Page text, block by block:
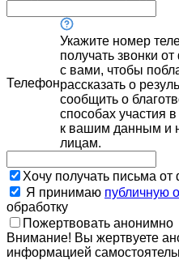
Телефон
Укажите номер
получать звонки
с вами, чтобы
рассказать о
сообщить о
способах участия
к вашим данным и
лицам.
Хочу получать письма от
Я принимаю публичную
обработку
Пожертвовать анонимно
Внимание! Вы жертвуете
информацией